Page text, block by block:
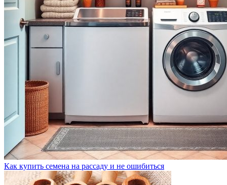
Как купить семена на рассаду и не ошибиться